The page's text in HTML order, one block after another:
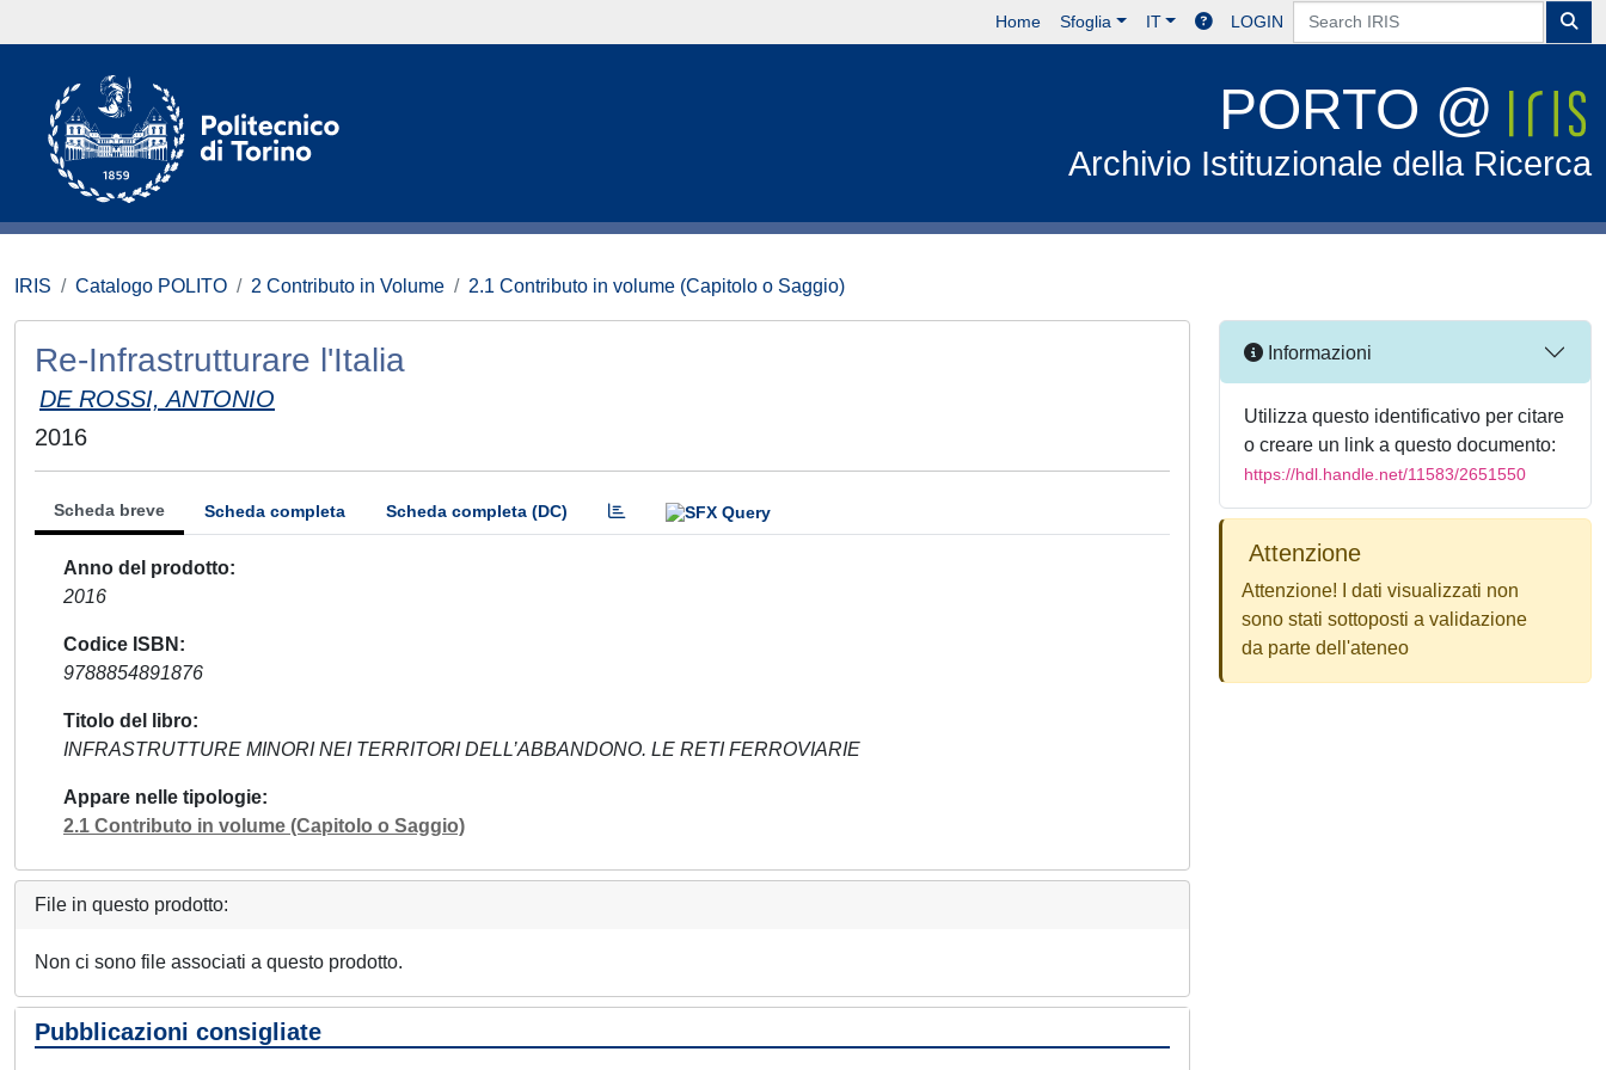
Home Sfoglia IT LOGIN
PORTO @
Archivio Istituzionale della Ricerca
IRIS Catalogo POLITO 2 Contributo in Volume 2.1 Contributo in volume (Capitolo o Saggio)
Re-Infrastrutturare l'Italia
DE ROSSI, ANTONIO
2016
Scheda breve Scheda completa Scheda completa (DC)
Anno del prodotto
2016
Codice ISBN
9788854891876
Titolo del libro
INFRASTRUTTURE MINORI NEI TERRITORI DELL’ABBANDONO. LE RETI FERROVIARIE
Appare nelle tipologie
2.1 Contributo in volume (Capitolo o Saggio)
File in questo prodotto:
Non ci sono file associati a questo prodotto.
Pubblicazioni consigliate
Informazioni
Utilizza questo identificativo per citare
o creare un link a questo documento:
https://hdl.handle.net/11583/2651550
Attenzione
Attenzione! I dati visualizzati non
sono stati sottoposti a validazione
da parte dell'ateneo